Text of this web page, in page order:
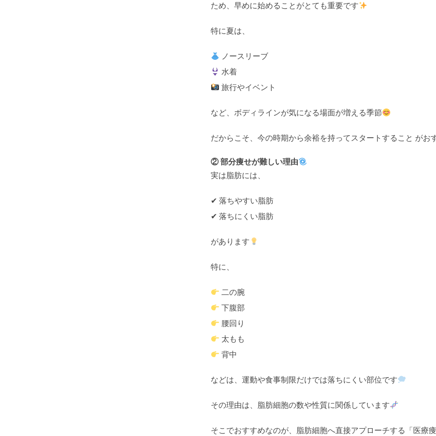
ため、早めに始めることがとても重要です
特に夏は、
ノースリーブ
水着
旅行やイベント
など、ボディラインが気になる場面が増える季節
だからこそ、今の時期から余裕を持ってスタートすること がお
② 部分痩せが難しい理由
実は脂肪には、
✔ 落ちやすい脂肪
✔ 落ちにくい脂肪
があります
特に、
二の腕
下腹部
腰回り
太もも
背中
などは、運動や食事制限だけでは落ちにくい部位です
その理由は、脂肪細胞の数や性質に関係しています
そこでおすすめなのが、脂肪細胞へ直接アプローチする「医療痩